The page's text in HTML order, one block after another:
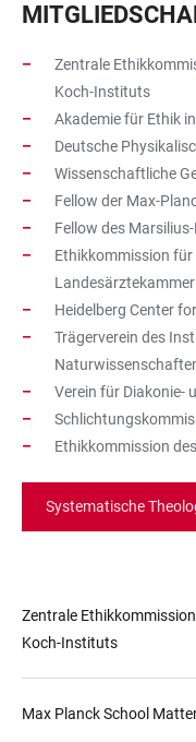
Zentrale
Koch-Instituts
Akademie für Ethik
Deutsche
Wissenschaftliche
Fellow der Max-
Fellow des
Ethikkommission
Heidelberg Center
Trägerverein des
Verein für Diakonie-
Ethikkommission
Systematische
Zentrale
Koch-Instituts
Max Planck School